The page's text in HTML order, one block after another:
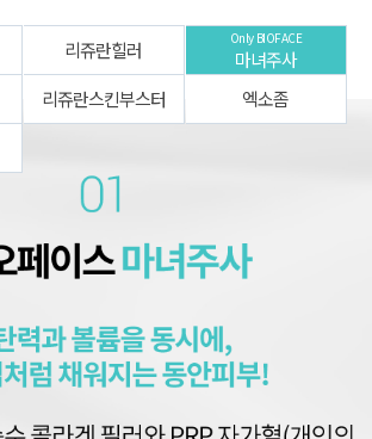
리쥬란힐러 Only BIOFACE
마녀주사
리쥬란스킨부스터
엑소좀